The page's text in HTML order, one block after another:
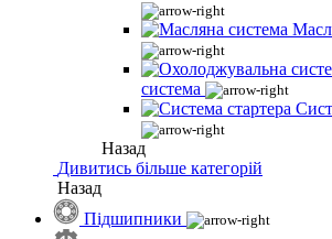
система
Назад
Дивитись більше категорій
Назад
Підшипники